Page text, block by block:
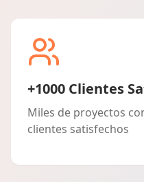
+1000 Clientes
Miles de proyectos
clientes satisfechos